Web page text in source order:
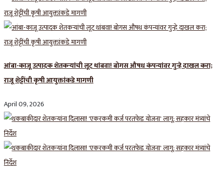
आंबा-काजू उत्पादक शेतकऱ्यांची लूट थांबवा! बोगस औषध कंपन्यांवर गुन्हे दाखल करा;
राजू शेट्टींची कृषी आयुक्तांकडे मागणी
April 09, 2026